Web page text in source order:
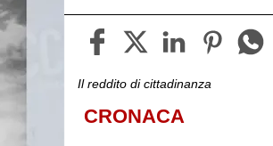
Il reddito di cittadinanza
CRONACA